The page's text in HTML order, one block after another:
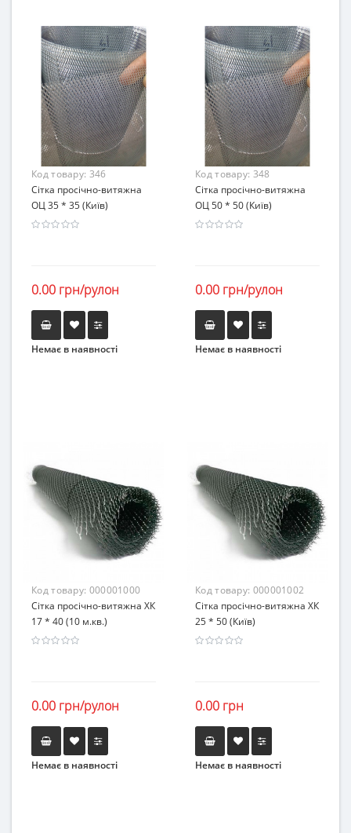
Код товару: 346
Сітка просічно-витяжна
ОЦ 35 * 35 (Київ)
0.00 грн/рулон
Немає в наявності
Код товару: 348
Сітка просічно-витяжна
ОЦ 50 * 50 (Київ)
0.00 грн/рулон
Немає в наявності
Код товару: 000001000
Сітка просічно-витяжна ХК
17 * 40 (10 м.кв.)
0.00 грн/рулон
Немає в наявності
Код товару: 000001002
Сітка просічно-витяжна ХК
25 * 50 (Київ)
0.00 грн
Немає в наявності